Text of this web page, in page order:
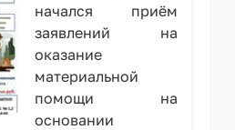
начался приём
заявлений на
оказание
материальной
помощи на
основании